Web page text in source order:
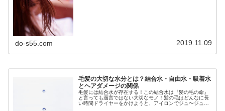
do-s55.com 2019.11.09
毛髪の大切な水分とは？結合水・自由水・吸着水
とヘアダメージの関係
毛髪には結合水が存在する！この結合水は『髪の毛の命』
と言っても過言ではない大切なモノ！髪の毛はどんなに長
い時間ドライヤーをかけようと、アイロンでジュ〜ジュ〜